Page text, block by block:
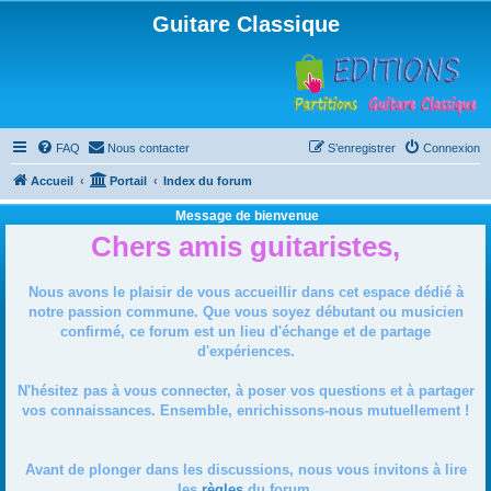
Guitare Classique
FAQ Nous contacter Connexion
S’enregistrer
Accueil Portail Index du forum
Message de bienvenue
Chers amis guitaristes,
Nous avons le plaisir de vous accueillir dans cet espace dédié à
notre passion commune. Que vous soyez débutant ou musicien
confirmé, ce forum est un lieu d'échange et de partage
d'expériences.
N'hésitez pas à vous connecter, à poser vos questions et à partager
vos connaissances. Ensemble, enrichissons-nous mutuellement !
Avant de plonger dans les discussions, nous vous invitons à lire